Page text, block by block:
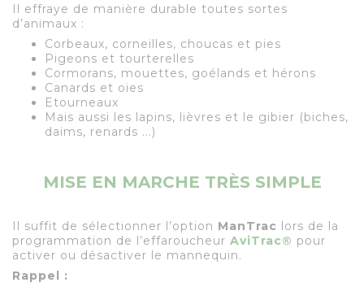
Il effraye de manière durable toutes sortes
d’animaux :
Corbeaux, corneilles, choucas et pies
Pigeons et tourterelles
Cormorans, mouettes, goélands et hérons
Canards et oies
Etourneaux
Mais aussi les lapins, lièvres et le gibier (biches,
daims, renards ...)
MISE EN MARCHE TRÈS SIMPLE
Il suffit de sélectionner l’option ManTrac lors de la
programmation de l’effaroucheur AviTrac® pour
activer ou désactiver le mannequin.
Rappel :